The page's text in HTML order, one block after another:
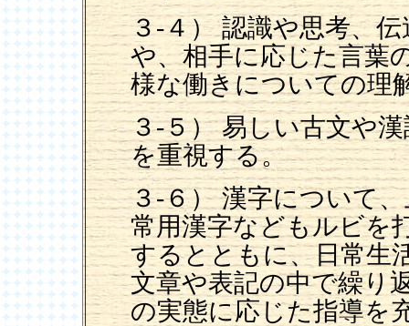
３-４） 認識や思考、
や、相手に応じた言葉
様な働きについての理
３-５） 易しい古文や
を重視する。
３-６） 漢字について
常用漢字などもルビを
するとともに、日常生
文章や表記の中で繰り
の実態に応じた指導を